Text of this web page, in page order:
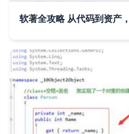
软著全攻略 从代码到资产